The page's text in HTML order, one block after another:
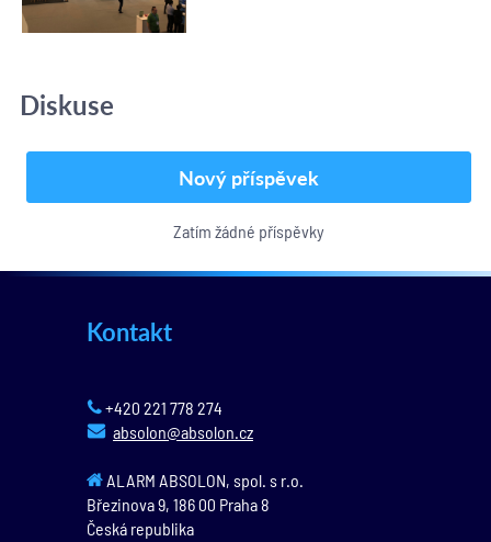
Diskuse
Nový příspěvek
Zatím žádné příspěvky
Kontakt
+420 221 778 274
absolon@absolon.cz
ALARM ABSOLON, spol. s r.o.
Březinova 9, 186 00 Praha 8
Česká republika